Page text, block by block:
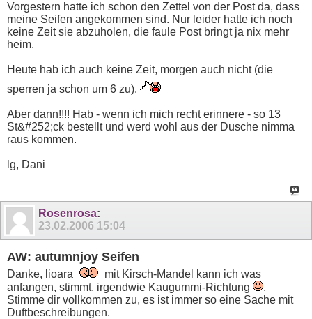
Vorgestern hatte ich schon den Zettel von der Post da, dass
meine Seifen angekommen sind. Nur leider hatte ich noch
keine Zeit sie abzuholen, die faule Post bringt ja nix mehr
heim.
Heute hab ich auch keine Zeit, morgen auch nicht (die
sperren ja schon um 6 zu).
Aber dann!!!! Hab - wenn ich mich recht erinnere - so 13
St&#252;ck bestellt und werd wohl aus der Dusche nimma
raus kommen.
lg, Dani
Rosenrosa:
23.02.2006 15:04
AW: autumnjoy Seifen
Danke, lioara
mit Kirsch-Mandel kann ich was
anfangen, stimmt, irgendwie Kaugummi-Richtung
.
Stimme dir vollkommen zu, es ist immer so eine Sache mit
Duftbeschreibungen.